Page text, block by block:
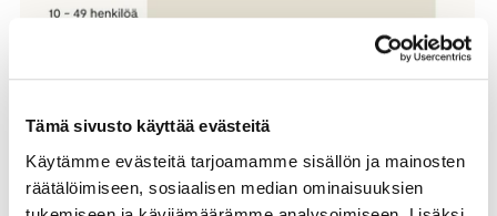
Tämä sivusto käyttää evästeitä
Käytämme evästeitä tarjoamamme sisällön ja mainosten
räätälöimiseen, sosiaalisen median ominaisuuksien